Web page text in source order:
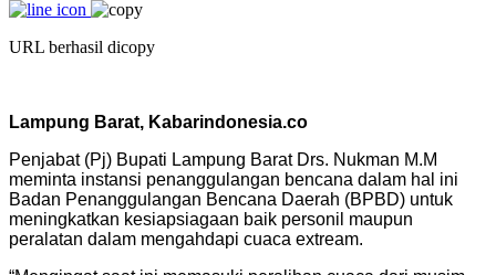
URL berhasil dicopy
Lampung Barat, Kabarindonesia.co
Penjabat (Pj) Bupati Lampung Barat Drs. Nukman M.M
meminta instansi penanggulangan bencana dalam hal ini
Badan Penanggulangan Bencana Daerah (BPBD) untuk
meningkatkan kesiapsiagaan baik personil maupun
peralatan dalam mengahdapi cuaca extream.